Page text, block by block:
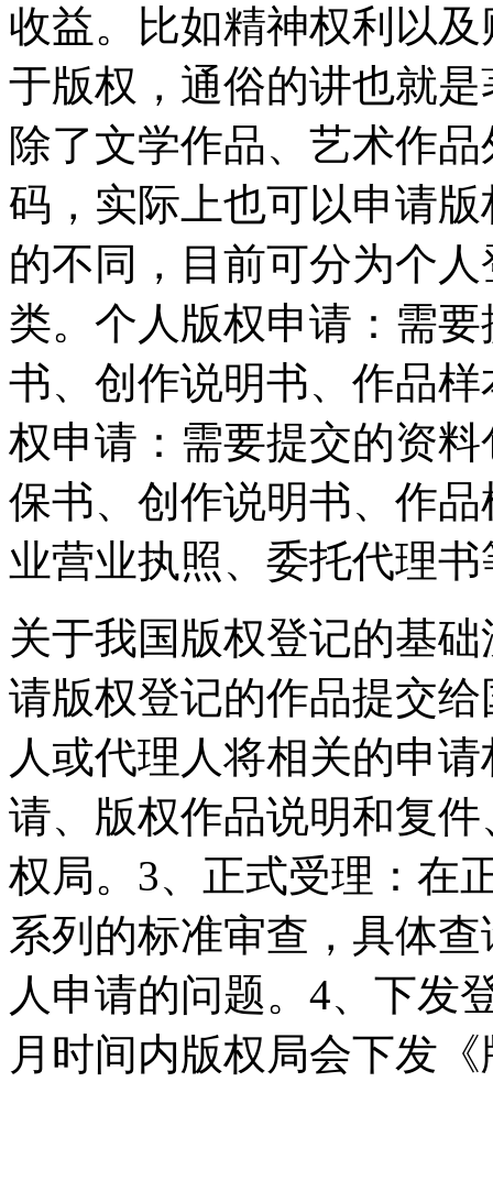
收益。比如精神权利以
于版权，通俗的讲也就
除了文学作品、艺术作
码，实际上也可以申请
的不同，目前可分为个
类。个人版权申请：需
书、创作说明书、作品
权申请：需要提交的资
保书、创作说明书、作
业营业执照、委托代理
关于我国版权登记的基
请版权登记的作品提交
人或代理人将相关的申
请、版权作品说明和复
权局。3、正式受理：在
系列的标准审查，具体
人申请的问题。4、下发
月时间内版权局会下发